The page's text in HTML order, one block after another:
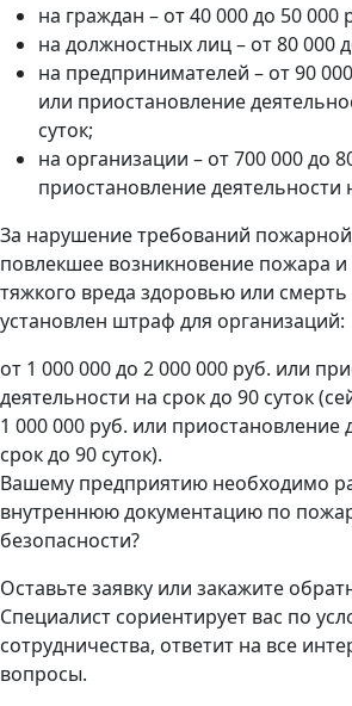
на граждан – от 40 000 до 50 000
на должностных лиц – от 80 000
на предпринимателей – от 90
или приостановление
суток;
на организации – от 700 000 до
приостановление деятельности
За нарушение требований
повлекшее возникновение пожара
тяжкого вреда здоровью или смерть
установлен штраф для организаций:
от 1 000 000 до 2 000 000 руб. или
деятельности на срок до 90 суток
1 000 000 руб. или приостановление
срок до 90 суток).
Вашему предприятию необходимо
внутреннюю документацию по
безопасности?
Оставьте заявку или закажите
Специалист сориентирует вас по
сотрудничества, ответит на все
вопросы.